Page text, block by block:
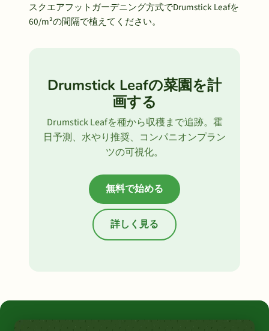
スクエアフットガーデニング方式でDrumstick Leafを
60/m²の間隔で植えてください。
Drumstick Leafの菜園を計
画する
Drumstick Leafを種から収穫まで追跡。霍
日予測、水やり推奨、コンパニオンプラン
ツの可視化。
無料で始める
詳しく見る